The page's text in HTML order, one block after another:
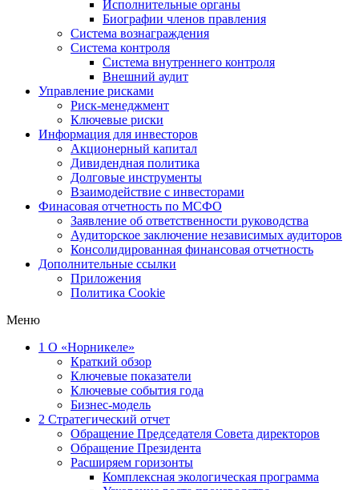
Исполнительные органы
Биографии членов правления
Система вознаграждения
Система контроля
Система внутреннего контроля
Внешний аудит
Управление рисками
Риск-менеджмент
Ключевые риски
Информация для инвесторов
Акционерный капитал
Дивидендная политика
Долговые инструменты
Взаимодействие с инвеcторами
Финасовая отчетность по МСФО
Заявление об ответственности руководства
Аудиторское заключение независимых аудиторов
Консолидированная финансовая отчетность
Дополнительные ссылки
Приложения
Политика Cookie
Меню
1 О «Норникеле»
Краткий обзор
Ключевые показатели
Ключевые события года
Бизнес-модель
2 Стратегический отчет
Обращение Председателя Совета директоров
Обращение Президента
Расширяем горизонты
Комплексная экологическая программа